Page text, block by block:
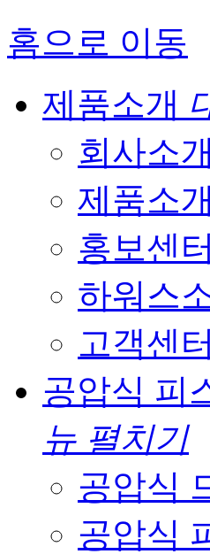
홈으로 이동
제품소개
회사소개
제품소개
홍보센터
하워스
고객센터
공압식 피
뉴 펼치기
공압식
공압식